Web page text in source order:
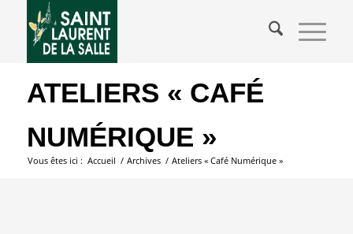
ATELIERS « CAFÉ
NUMÉRIQUE »
Vous êtes ici : Accueil / Archives / Ateliers « Café Numérique »